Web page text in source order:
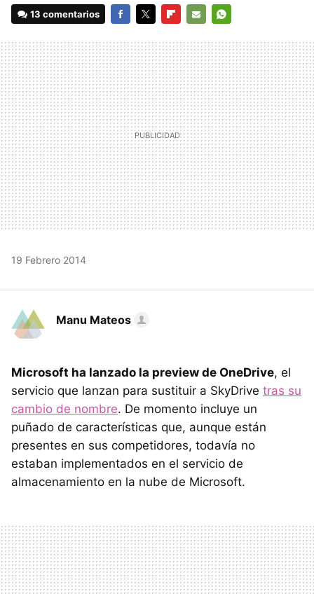
13 comentarios
MAIL
19 Febrero 2014
Manu Mateos
Microsoft ha lanzado la preview de OneDrive, el
servicio que lanzan para sustituir a SkyDrive tras su
cambio de nombre. De momento incluye un
puñado de características que, aunque están
presentes en sus competidores, todavía no
estaban implementados en el servicio de
almacenamiento en la nube de Microsoft.